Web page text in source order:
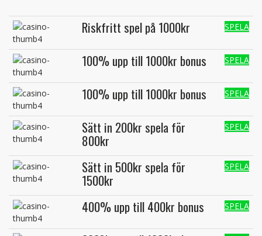
Riskfritt spel på 1000kr SPELA
100% upp till 1000kr bonus SPELA
100% upp till 1000kr bonus SPELA
Sätt in 200kr spela för
800kr
SPELA
Sätt in 500kr spela för
1500kr
SPELA
400% upp till 400kr bonus SPELA